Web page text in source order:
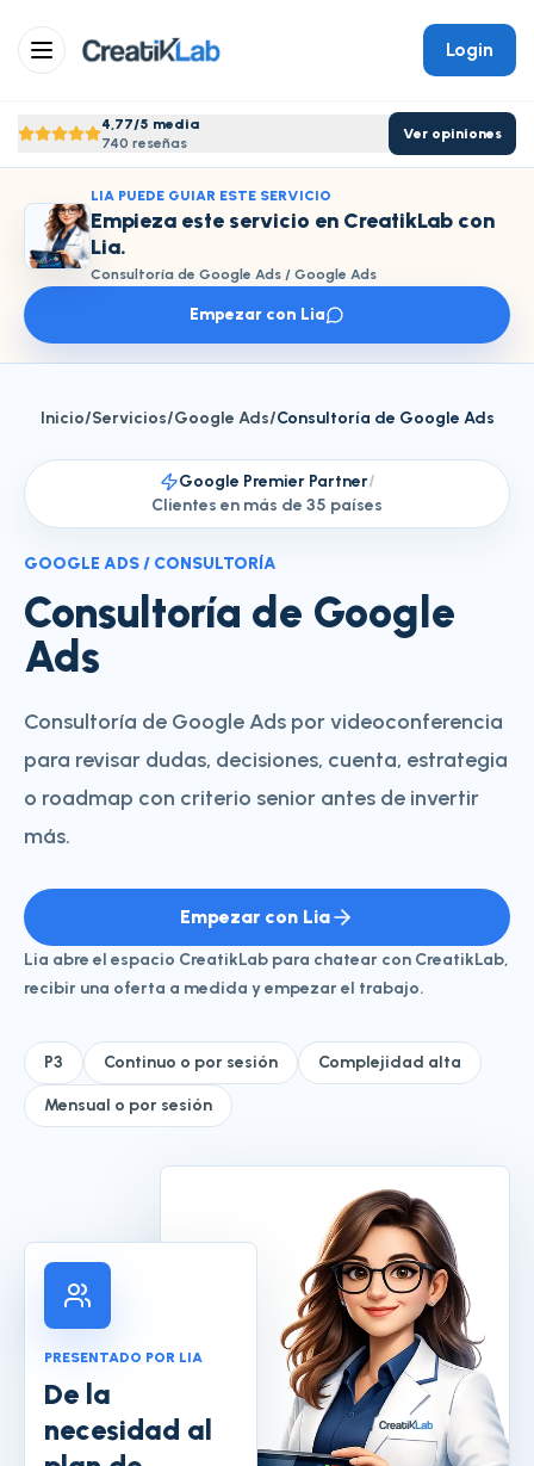
Login
4,77/5 media
740 reseñas
Ver opiniones
LIA PUEDE GUIAR ESTE SERVICIO
Empieza este servicio en CreatikLab con
Lia.
Consultoría de Google Ads / Google Ads
Empezar con Lia
Inicio/Servicios/Google Ads/Consultoría de Google Ads
Google Premier Partner/
Clientes en más de 35 países
GOOGLE ADS / CONSULTORÍA
Consultoría de Google
Ads
Consultoría de Google Ads por videoconferencia
para revisar dudas, decisiones, cuenta, estrategia
o roadmap con criterio senior antes de invertir
más.
Empezar con Lia
Lia abre el espacio CreatikLab para chatear con CreatikLab,
recibir una oferta a medida y empezar el trabajo.
P3 Continuo o por sesión Complejidad alta
Mensual o por sesión
PRESENTADO POR LIA
De la
necesidad al